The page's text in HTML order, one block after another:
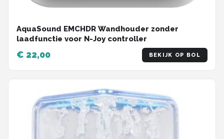
AquaSound EMCHDR Wandhouder zonder
laadfunctie voor N-Joy controller
€ 22,00 BEKIJK OP BOL